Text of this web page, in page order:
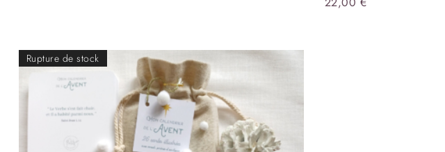
Rupture de stock